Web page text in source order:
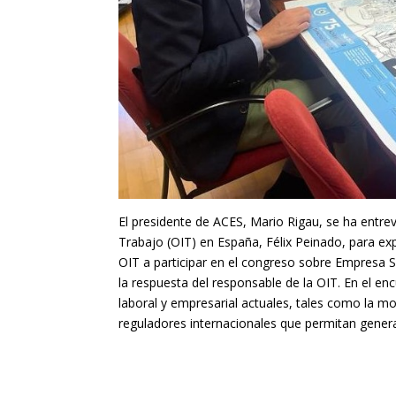
El presidente de ACES, Mario Rigau, se ha
Trabajo (OIT) en España, Félix Peinado, para
OIT a participar en el congreso sobre Empresa
la respuesta del responsable de la OIT. En el
laboral y empresarial actuales, tales como la
reguladores internacionales que permitan